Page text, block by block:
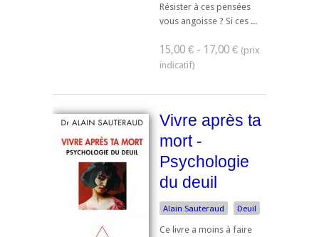
Résister à ces pensées
vous angoisse ? Si ces ...
15,00 € - 17,00 €
Vivre après ta
mort -
Psychologie
du deuil
Alain Sauteraud Deuil
Ce livre a moins à faire